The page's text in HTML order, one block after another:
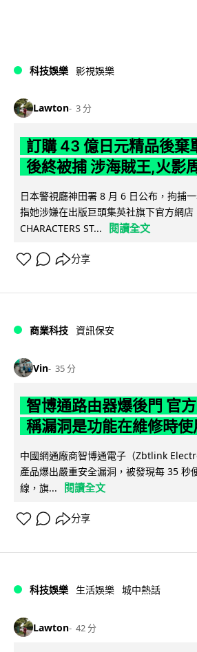
科技娛樂 影視娛樂
Lawton 3 分
訂購 43 億日元精品後棄
後終被捕 涉海賊王,火影
日本警視廳神田署 8 月 6 日公布，拘捕
指她涉嫌在出版巨頭集英社旗下官方網店
CHARACTERS ST...
閱讀全文
分享
商業科技 資訊保安
Vin 35 分
智博通路由器爆後門 官
稱漏洞是功能在維修時使
中國網通廠商智博通電子（Zbtlink
產品爆出嚴重安全漏洞，被發現每 35 秒
線，旗...
閱讀全文
分享
科技娛樂 生活娛樂 城中熱話
Lawton 42 分